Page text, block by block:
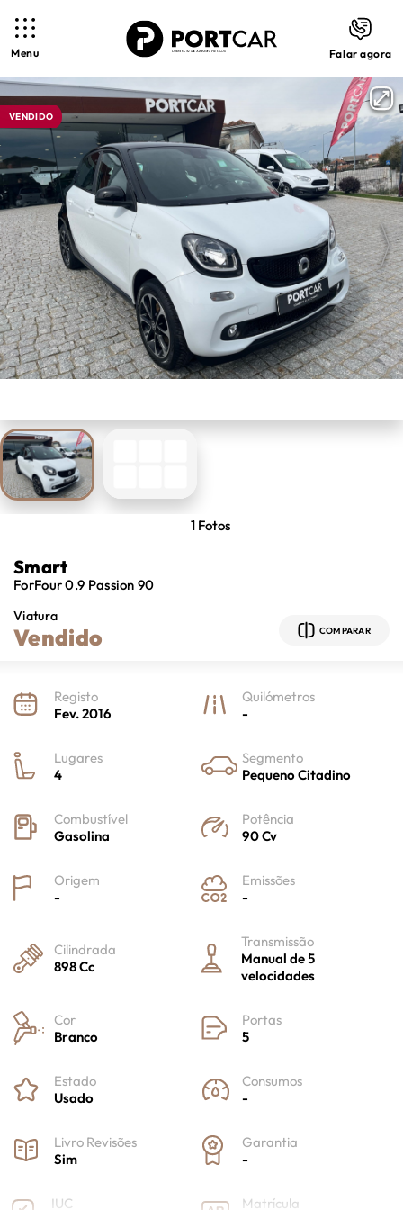
Menu Falar agora
VENDIDO
1 Fotos
Smart
ForFour0.9 Passion 90
Viatura
Vendido COMPARAR
Registo
Fev. 2016
Quilómetros
-
Lugares
4
Segmento
Pequeno Citadino
Combustível
Gasolina
Potência
90 Cv
Origem
-
Emissões
-
Cilindrada
898 Cc
Transmissão
Manual de 5
velocidades
Cor
Branco
Portas
5
Estado
Usado
Consumos
-
Livro Revisões
Sim
Garantia
-
IUC
Matrícula